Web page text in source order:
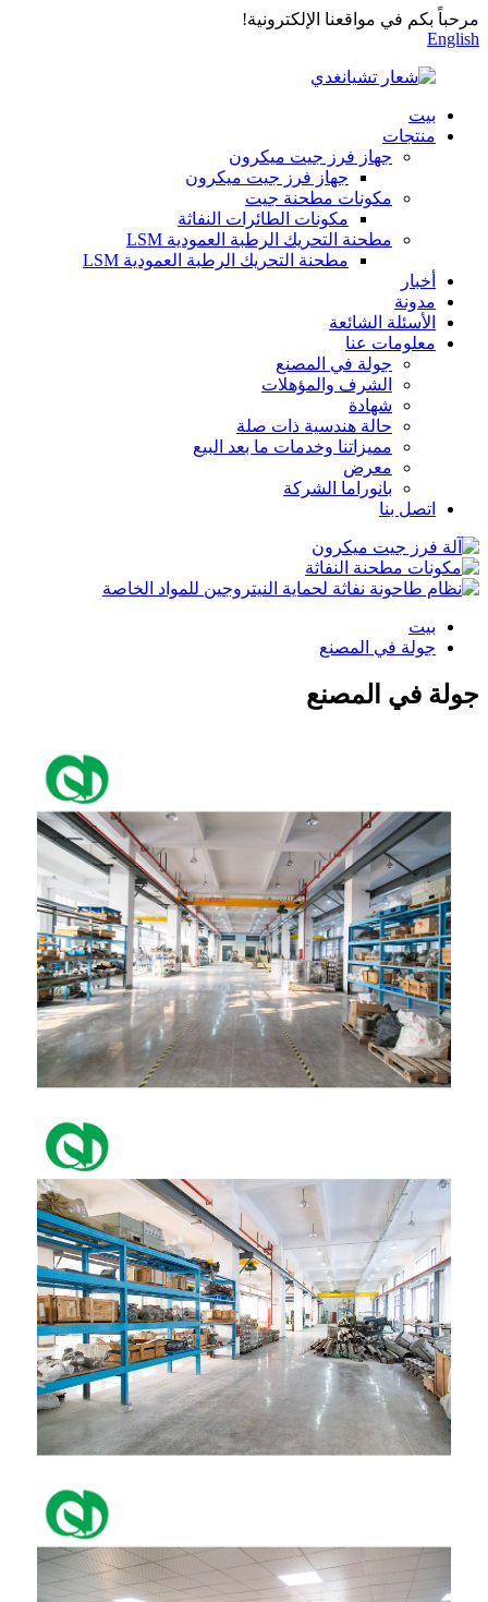
مرحباً بكم في مواقعنا الإلكترونية!
English
بيت
منتجات
جهاز فرز جيت ميكرون
جهاز فرز جيت ميكرون
مكونات مطحنة جيت
مكونات الطائرات النفاثة
مطحنة التحريك الرطبة العمودية LSM
مطحنة التحريك الرطبة العمودية LSM
أخبار
مدونة
الأسئلة الشائعة
معلومات عنا
جولة في المصنع
الشرف والمؤهلات
شهادة
حالة هندسية ذات صلة
مميزاتنا وخدمات ما بعد البيع
معرض
بانوراما الشركة
اتصل بنا
بيت
جولة في المصنع
جولة في المصنع